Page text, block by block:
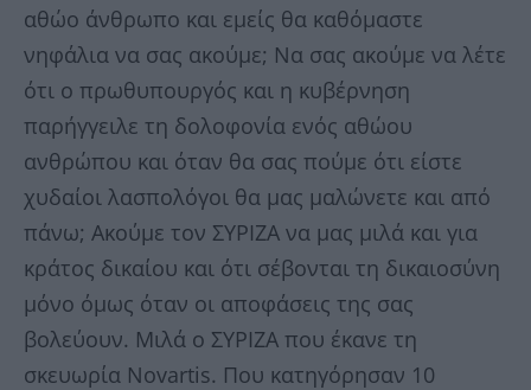
αθώο άνθρωπο και εμείς θα καθόμαστε
νηφάλια να σας ακούμε; Να σας ακούμε να λέτε
ότι ο πρωθυπουργός και η κυβέρνηση
παρήγγειλε τη δολοφονία ενός αθώου
ανθρώπου και όταν θα σας πούμε ότι είστε
χυδαίοι λασπολόγοι θα μας μαλώνετε και από
πάνω; Ακούμε τον ΣΥΡΙΖΑ να μας μιλά και για
κράτος δικαίου και ότι σέβονται τη δικαιοσύνη
μόνο όμως όταν οι αποφάσεις της σας
βολεύουν. Μιλά ο ΣΥΡΙΖΑ που έκανε τη
σκευωρία Novartis. Που κατηγόρησαν 10